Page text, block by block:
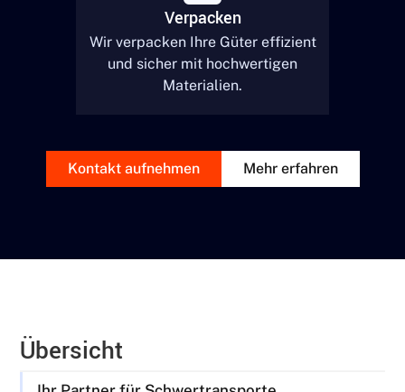
Verpacken
Wir verpacken Ihre Güter effizient
und sicher mit hochwertigen
Materialien.
Kontakt aufnehmen Mehr erfahren
Übersicht